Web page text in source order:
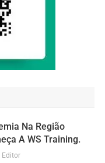
Na Região
A WS Training.
Editor